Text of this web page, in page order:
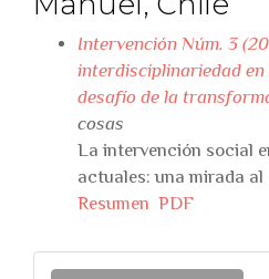
Intervención Núm. 3
interdisciplinariedad
desafío de la
cosas
La intervención social
actuales: una mirada
Resumen PDF